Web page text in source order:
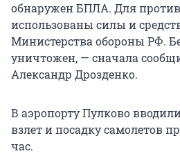
обнаружен БПЛА. Для
использованы силы и
Министерства обороны РФ.
уничтожен, — сначала
Александр Дрозденко.
В аэропорту Пулково
взлет и посадку самолетов
час.